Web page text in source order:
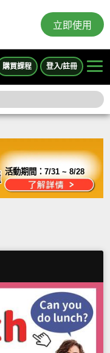
立即使用
購買課程 登入/註冊
活動期間：7/31 ~ 8/28